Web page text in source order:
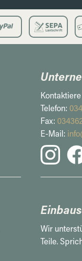
Telefon:
Fax:
E-Mail:
Wir
Teile.